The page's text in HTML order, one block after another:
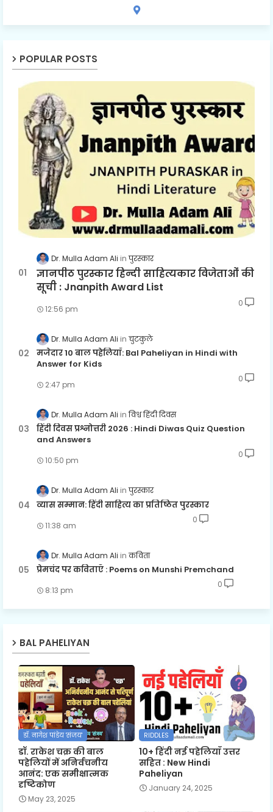
POPULAR POSTS
Dr. Mulla Adam Ali पुरस्कार
ज्ञानपीठ पुरस्कार हिन्दी साहित्यकार विजेताओं की
सूची : Jnanpith Award List
12:56 pm
0
Dr. Mulla Adam Ali चुटकुले
मजेदार 10 बाल पहेलियाँ: Bal Paheliyan in Hindi with
Answer for Kids
2:47 pm
0
Dr. Mulla Adam Ali विश्व हिंदी दिवस
हिंदी दिवस प्रश्नोत्तरी 2026 : Hindi Diwas Quiz Question
and Answers
10:50 pm
0
Dr. Mulla Adam Ali पुरस्कार
व्यास सम्मान: हिंदी साहित्य का प्रतिष्ठित पुरस्कार
11:38 am
0
Dr. Mulla Adam Ali कविता
प्रेमचंद पर कविताएँ : Poems on Munshi Premchand
8:13 pm
0
BAL PAHELIYAN
डॉ. नागेश पांडेय 'संजय'
डॉ. राकेश चक्र की बाल
पहेलियों में अनिर्वचनीय
आनंद: एक समीक्षात्मक
दृष्टिकोण
May 23, 2025
RIDDLES
10+ हिंदी नई पहेलियाँ उत्तर
सहित : New Hindi
Paheliyan
January 24, 2025